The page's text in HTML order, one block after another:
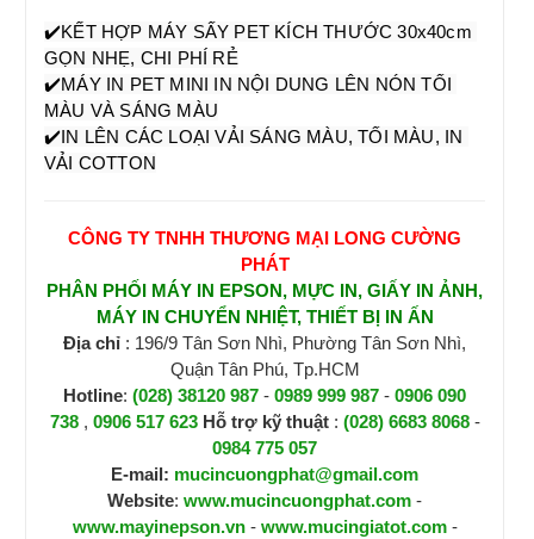
✔️KẾT HỢP MÁY SẤY PET KÍCH THƯỚC 30x40cm
GỌN NHẸ, CHI PHÍ RẺ
✔️MÁY IN PET MINI IN NỘI DUNG LÊN NÓN TỐI
MÀU VÀ SÁNG MÀU
✔️IN LÊN CÁC LOẠI VẢI SÁNG MÀU, TỐI MÀU, IN
VẢI COTTON
CÔNG TY TNHH THƯƠNG MẠI LONG CƯỜNG
PHÁT
PHÂN PHỐI MÁY IN EPSON, MỰC IN, GIẤY IN ẢNH,
MÁY IN CHUYỂN NHIỆT, THIẾT BỊ IN ẤN
Địa chỉ : 196/9 Tân Sơn Nhì, Phường Tân Sơn Nhì,
Quận Tân Phú, Tp.HCM
Hotline: (028) 38120 987 - 0989 999 987 - 0906 090
738, 0906 517 623 Hỗ trợ kỹ thuật : (028) 6683 8068-
0984 775 057
E-mail: mucincuongphat@gmail.com
Website: www.mucincuongphat.com -
www.mayinepson.vn- www.mucingiatot.com-